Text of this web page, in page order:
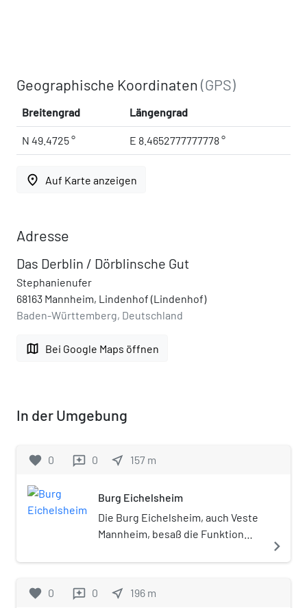
Geographische Koordinaten(GPS)
Breitengrad Längengrad
N 49.4725 ° E 8.4652777777778 °
place Auf Karte anzeigen
Adresse
Das Derblin / Dörblinsche Gut
Stephanienufer
68163 Mannheim, Lindenhof (Lindenhof)
Baden-Württemberg, Deutschland
map Bei Google Maps öffnen
In der Umgebung
favorite 0 reviews 0 near_me 157 m
Burg Eichelsheim
Die Burg Eichelsheim, auch Veste
Mannheim, besaß die Funktion
heutigen Mannheimer Stadtteil
Stephanienufer am Rhein.
navigate_next
favorite 0 reviews 0 near_me 196 m